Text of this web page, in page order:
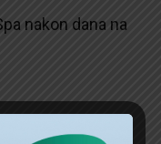
nakon dana na